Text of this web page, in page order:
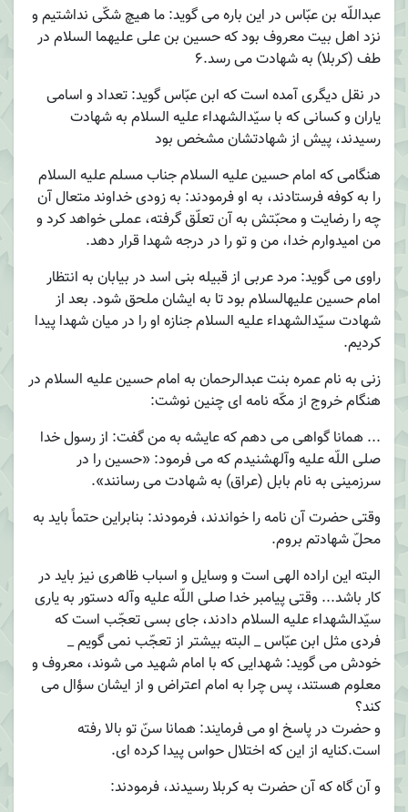
عبداللّه بن عبّاس در این باره می گوید: ما هیچ شکّی نداشتیم و
نزد اهل بیت معروف بود که حسین بن علی علیهما السلام در
طف (کربلا) به شهادت می رسد.6
در نقل دیگری آمده است که ابن عبّاس گوید: تعداد و اسامی
یاران و کسانی که با سیّدالشهداء علیه السلام به شهادت
رسیدند، پیش از شهادتشان مشخص بود
هنگامی که امام حسین علیه السلام جناب مسلم علیه السلام
را به کوفه فرستادند، به او فرمودند: به زودی خداوند متعال آن
چه را رضایت و محبّتش به آن تعلّق گرفته، عملی خواهد کرد و
من امیدوارم خدا، من و تو را در درجه شهدا قرار دهد.
راوی می گوید: مرد عربی از قبیله بنی اسد در بیابان به انتظار
امام حسین علیهالسلام بود تا به ایشان ملحق شود. بعد از
شهادت سیّدالشهداء علیه السلام جنازه او را در میان شهدا پیدا
کردیم.
زنی به نام عمره بنت عبدالرحمان به امام حسین علیه السلام در
هنگام خروج از مکّه نامه ای چنین نوشت:
... همانا گواهی می دهم که عایشه به من گفت: از رسول خدا
صلی اللّه علیه وآلهشنیدم که می فرمود: «حسین را در
سرزمینی به نام بابل (عراق) به شهادت می رسانند».
وقتی حضرت آن نامه را خواندند، فرمودند: بنابراین حتماً باید به
محلّ شهادتم بروم.
البته این اراده الهی است و وسایل و اسباب ظاهری نیز باید در
کار باشد... وقتی پیامبر خدا صلی اللّه علیه وآله دستور به یاری
سیّدالشهداء علیه السلام دادند، جای بسی تعجّب است که
فردی مثل ابن عبّاس _ البته بیشتر از تعجّب نمی گویم _
خودش می گوید: شهدایی که با امام شهید می شوند، معروف و
معلوم هستند، پس چرا به امام اعتراض و از ایشان سؤال می
کند؟
و حضرت در پاسخ او می فرمایند: همانا سنّ تو بالا رفته
است.کنایه از این که اختلال حواس پیدا کرده ای.
و آن گاه که آن حضرت به کربلا رسیدند، فرمودند: